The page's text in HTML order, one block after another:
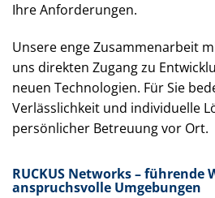
Ihre Anforderungen.
Unsere enge Zusammenarbeit
uns direkten Zugang zu
neuen Technologien. Für Sie
Verlässlichkeit und individuelle
persönlicher Betreuung vor Ort.
RUCKUS Networks – führende
anspruchsvolle Umgebungen